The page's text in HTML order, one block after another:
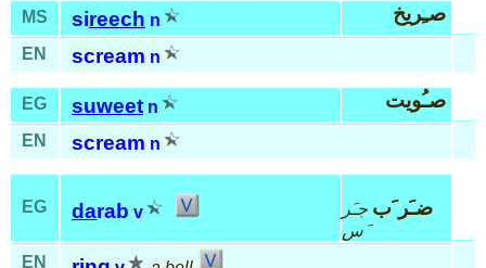
MS sireech n صـِريخ
EN scream n
EG suweet n صـُويت
EN scream n
EG darab v ضـَر َب جـَر
َس
EN